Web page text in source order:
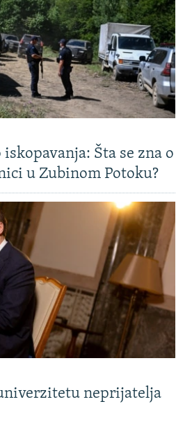
iskopavanja: Šta se zna o
u Zubinom Potoku?
neprijatelja